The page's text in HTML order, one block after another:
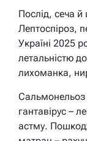
Послід, сеча
Лептоспіроз,
Україні 2025
летальністю
лихоманка,
Сальмонельоз
гантавірус –
астму.